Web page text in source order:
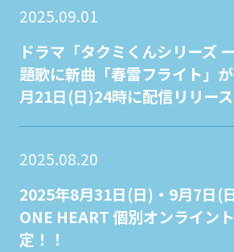
2025.09.01
ドラマ「タクミくんシリーズ
題歌に新曲「春雷フライト」
月21日(日)24時に配信リリース
2025.08.20
2025年8月31日(日)・9月7日(
ONE HEART 個別オンライン
定！！